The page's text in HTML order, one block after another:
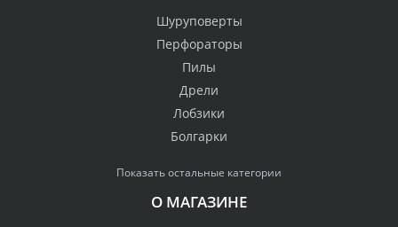
Шуруповерты
Перфораторы
Пилы
Дрели
Лобзики
Болгарки
Показать остальные категории
О МАГАЗИНЕ